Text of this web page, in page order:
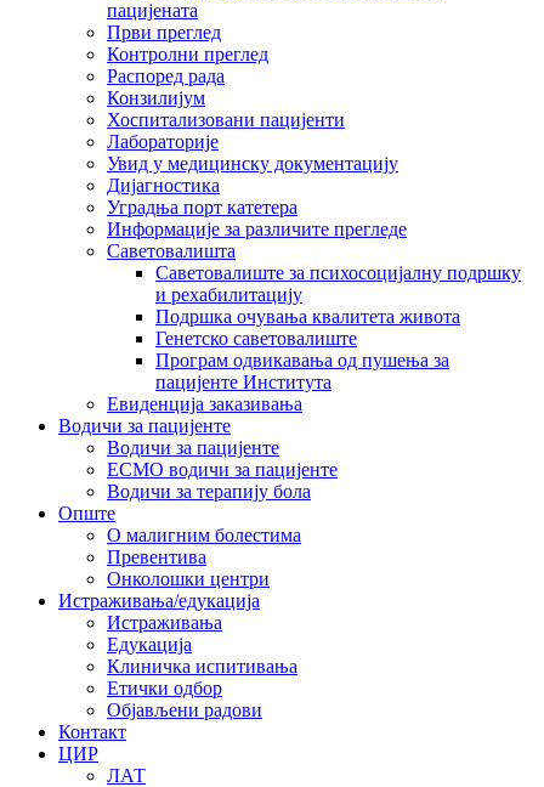
пацијената
Први преглед
Контролни преглед
Распоред рада
Конзилијум
Хоспитализовани пацијенти
Лабораторије
Увид у медицинску документацију
Дијагностика
Уградња порт катетера
Информације за различите прегледе
Саветовалишта
Саветовалиште за психосоцијалну подршку
и рехабилитацију
Подршка очувања квалитета живота
Генетско саветовалиште
Програм одвикавања од пушења за
пацијенте Института
Евиденција заказивања
Водичи за пацијенте
Водичи за пацијенте
EСМО водичи за пацијенте
Водичи за терапију бола
Опште
О малигним болестима
Превентива
Онколошки центри
Истраживања/едукација
Истраживања
Едукација
Клиничка испитивања
Етички одбор
Објављени радови
Контакт
ЦИР
ЛАТ